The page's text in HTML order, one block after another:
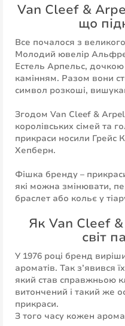
Van Cleef &
що
Все почалося з
Молодий ювелір
Естель Арпельс,
камінням. Разом вони
символ розкоші,
Згодом Van Cleef &
королівських сімей та
прикраси носили Грейс
Хепберн.
Фішка бренду –
які можна змінювати,
браслет або кольє у
Як Van Cleef
світ
У 1976 році бренд
ароматів. Так з’явився
який став справжньою
витончений і такий же
прикраси.
З того часу кожен